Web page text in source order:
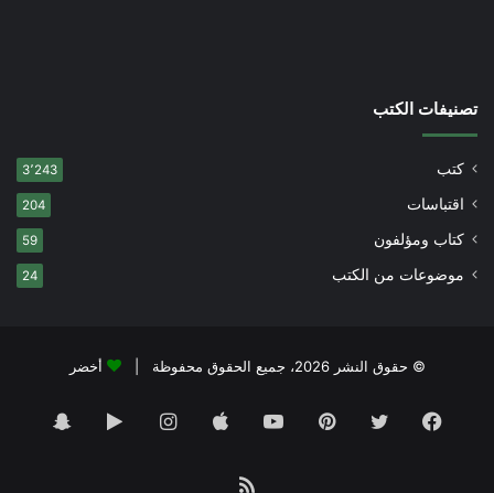
تصنيفات الكتب
كتب 3٬243
اقتباسات 204
كتاب ومؤلفون 59
موضوعات من الكتب 24
© حقوق النشر 2026، جميع الحقوق محفوظة | أخضر
فيسبوك تويتر بينتيريستيوتيوب انستقرام‏Google
ملخص